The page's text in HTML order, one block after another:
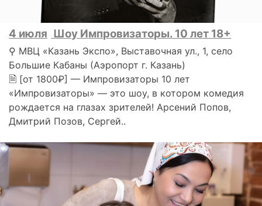
4 июля Шоу Импровизаторы. 10 лет 18+
⚲ МВЦ «Казань Экспо», Выставочная ул., 1, село
Большие Кабаны (Аэропорт г. Казань)
🗎 [от 1800₽] — Импровизаторы 10 лет
«Импровизаторы» — это шоу, в котором комедия
рождается на глазах зрителей! Арсений Попов,
Дмитрий Позов, Сергей..